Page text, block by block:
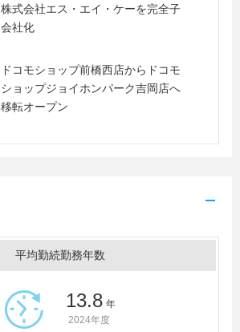
株式会社エス・エイ・ケーを完全子
会社化
ドコモショップ前橋西店からドコモ
ショップジョイホンパーク吉岡店へ
移転オープン
平均勤続勤務年数
13.8 年
2024年度